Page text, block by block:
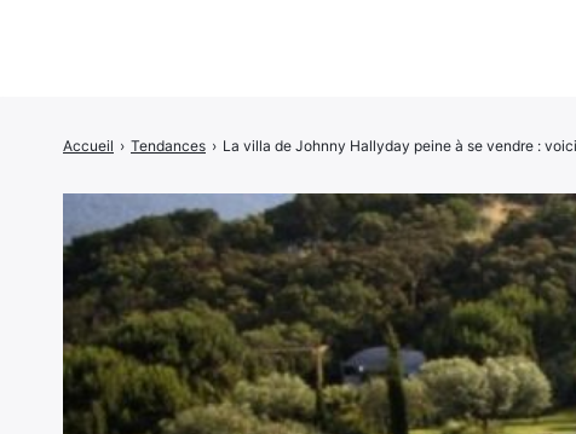
Accueil › Tendances › La villa de Johnny Hallyday peine à se vendre :